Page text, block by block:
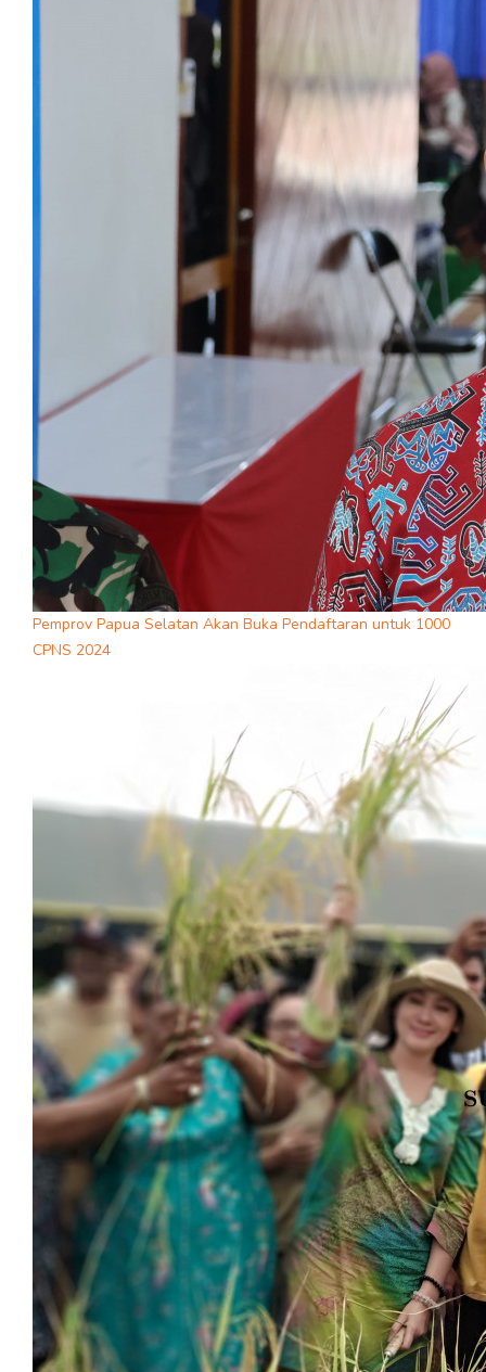
Pemprov Papua Selatan Akan Buka Pendaftaran untuk 1000
CPNS 2024